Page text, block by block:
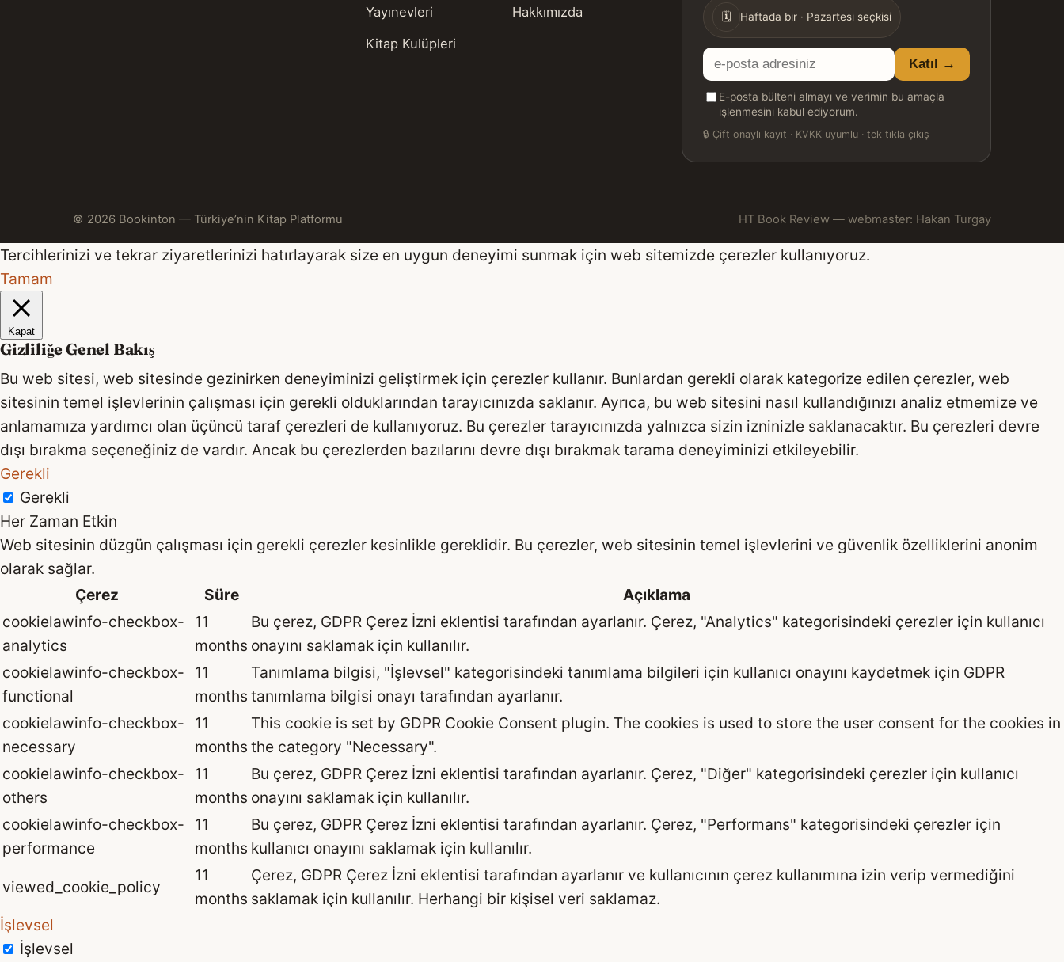
Yayınevleri
Kitap Kulüpleri
Hakkımızda
🗓 Haftada bir · Pazartesi seçkisi
E-
posta
adresiniz
Katıl →
E-posta bülteni almayı ve verimin bu amaçla
işlenmesini kabul ediyorum.
🔒 Çift onaylı kayıt · KVKK uyumlu · tek tıkla çıkış
© 2026 Bookinton — Türkiye’nin Kitap Platformu HT Book Review — webmaster: Hakan Turgay
Tercihlerinizi ve tekrar ziyaretlerinizi hatırlayarak size en uygun deneyimi sunmak için web sitemizde çerezler kullanıyoruz.
Tamam
Kapat
Gizliliğe Genel Bakış
Bu web sitesi, web sitesinde gezinirken deneyiminizi geliştirmek için çerezler kullanır. Bunlardan gerekli olarak kategorize edilen çerezler, web
sitesinin temel işlevlerinin çalışması için gerekli olduklarından tarayıcınızda saklanır. Ayrıca, bu web sitesini nasıl kullandığınızı analiz etmemize ve
anlamamıza yardımcı olan üçüncü taraf çerezleri de kullanıyoruz. Bu çerezler tarayıcınızda yalnızca sizin izninizle saklanacaktır. Bu çerezleri devre
dışı bırakma seçeneğiniz de vardır. Ancak bu çerezlerden bazılarını devre dışı bırakmak tarama deneyiminizi etkileyebilir.
Gerekli
Gerekli
Her Zaman Etkin
Web sitesinin düzgün çalışması için gerekli çerezler kesinlikle gereklidir. Bu çerezler, web sitesinin temel işlevlerini ve güvenlik özelliklerini anonim
olarak sağlar.
Çerez
Süre
Açıklama
cookielawinfo-checkbox-
analytics
11
months
Bu çerez, GDPR Çerez İzni eklentisi tarafından ayarlanır. Çerez, "Analytics" kategorisindeki çerezler için kullanıcı
onayını saklamak için kullanılır.
cookielawinfo-checkbox-
functional
11
months
Tanımlama bilgisi, "İşlevsel" kategorisindeki tanımlama bilgileri için kullanıcı onayını kaydetmek için GDPR
tanımlama bilgisi onayı tarafından ayarlanır.
cookielawinfo-checkbox-
necessary
11
months
This cookie is set by GDPR Cookie Consent plugin. The cookies is used to store the user consent for the cookies in
the category "Necessary".
cookielawinfo-checkbox-
others
11
months
Bu çerez, GDPR Çerez İzni eklentisi tarafından ayarlanır. Çerez, "Diğer" kategorisindeki çerezler için kullanıcı
onayını saklamak için kullanılır.
cookielawinfo-checkbox-
performance
11
months
Bu çerez, GDPR Çerez İzni eklentisi tarafından ayarlanır. Çerez, "Performans" kategorisindeki çerezler için
kullanıcı onayını saklamak için kullanılır.
viewed_cookie_policy
11
months
Çerez, GDPR Çerez İzni eklentisi tarafından ayarlanır ve kullanıcının çerez kullanımına izin verip vermediğini
saklamak için kullanılır. Herhangi bir kişisel veri saklamaz.
İşlevsel
İşlevsel